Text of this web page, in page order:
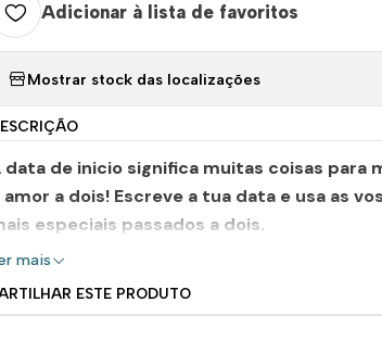
Adicionar à lista de favoritos
Mostrar stock das localizações
data de inicio significa muitas coisas para
amor a dois! Escreve a tua data e usa as
especiais passados a dois.
mais
ESTE PRODUTO